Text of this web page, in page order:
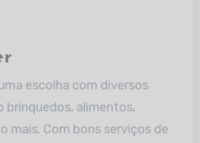
escolha com diversos
brinquedos, alimentos,
mais. Com bons serviços de